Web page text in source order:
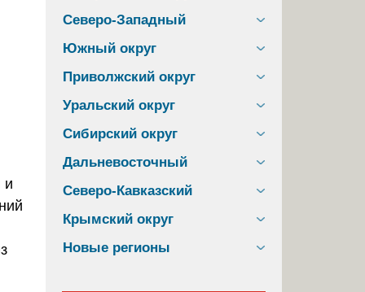
Северо-Западный
Южный округ
Приволжский округ
Уральский округ
Сибирский округ
Дальневосточный
Северо-Кавказский
Крымский округ
Новые регионы